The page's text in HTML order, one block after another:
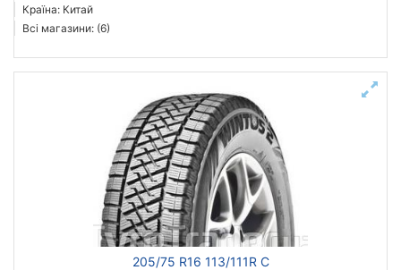
Країна: Китай
Всі магазини: (6)
205/75 R16 113/111R C